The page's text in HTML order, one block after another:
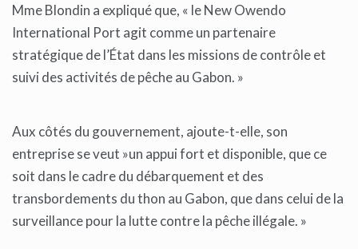
Mme Blondin a expliqué que, « le New Owendo
International Port agit comme un partenaire
stratégique de l’État dans les missions de contrôle et
suivi des activités de pêche au Gabon. »
Aux côtés du gouvernement, ajoute-t-elle, son
entreprise se veut »un appui fort et disponible, que ce
soit dans le cadre du débarquement et des
transbordements du thon au Gabon, que dans celui de la
surveillance pour la lutte contre la pêche illégale. »